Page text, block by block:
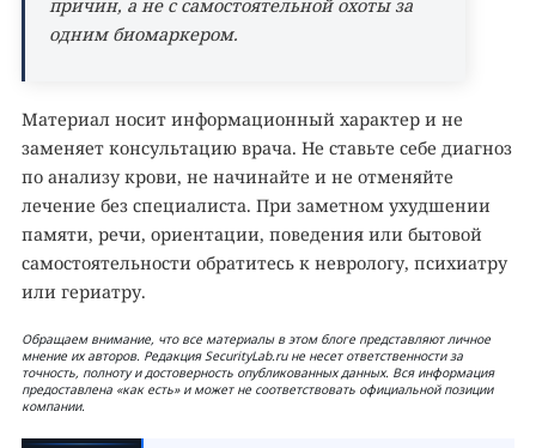
причин, а не с самостоятельной охоты за
одним биомаркером.
Материал носит информационный характер и не
заменяет консультацию врача. Не ставьте себе диагноз
по анализу крови, не начинайте и не отменяйте
лечение без специалиста. При заметном ухудшении
памяти, речи, ориентации, поведения или бытовой
самостоятельности обратитесь к неврологу, психиатру
или гериатру.
Обращаем внимание, что все материалы в этом блоге представляют личное
мнение их авторов. Редакция SecurityLab.ru не несет ответственности за
точность, полноту и достоверность опубликованных данных. Вся информация
предоставлена «как есть» и может не соответствовать официальной позиции
компании.